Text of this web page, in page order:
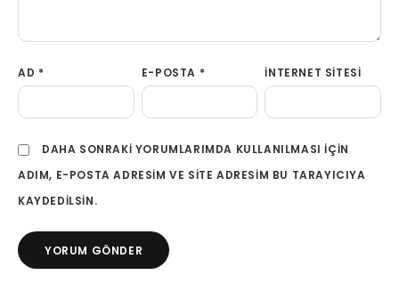
AD * E-POSTA * İNTERNET SITESI
DAHA SONRAKI YORUMLARIMDA KULLANILMASI IÇIN
ADIM, E-POSTA ADRESIM VE SITE ADRESIM BU TARAYICIYA
KAYDEDILSIN.